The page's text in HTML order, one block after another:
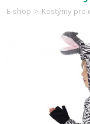
E-shop > Kostýmy pro